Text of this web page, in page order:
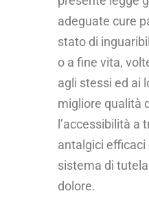
adeguate cure
stato di
o a fine vita,
agli stessi ed ai
migliore qualità
l’accessibilità a
antalgici efficaci
sistema di
dolore.